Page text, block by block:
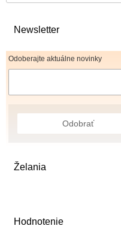
Newsletter
Odoberajte aktuálne novinky
Odobrať
Želania
Hodnotenie